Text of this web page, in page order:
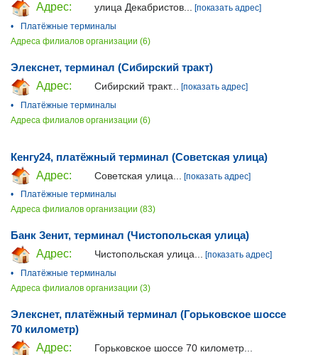
Адрес:
улица Декабристов...
[показать адрес]
•
Платёжные терминалы
Адреса филиалов организации (6)
Элекснет, терминал (Сибирский тракт)
Адрес:
Сибирский тракт...
[показать адрес]
•
Платёжные терминалы
Адреса филиалов организации (6)
Кенгу24, платёжный терминал (Советская улица)
Адрес:
Советская улица...
[показать адрес]
•
Платёжные терминалы
Адреса филиалов организации (83)
Банк Зенит, терминал (Чистопольская улица)
Адрес:
Чистопольская улица... [показать адрес]
•
Платёжные терминалы
Адреса филиалов организации (3)
Элекснет, платёжный терминал (Горьковское шоссе
70 километр)
Адрес:
Горьковское шоссе 70 километр...